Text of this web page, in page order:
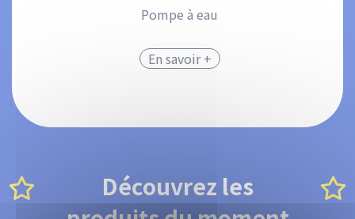
Pompe à eau
En savoir +
Découvrez les